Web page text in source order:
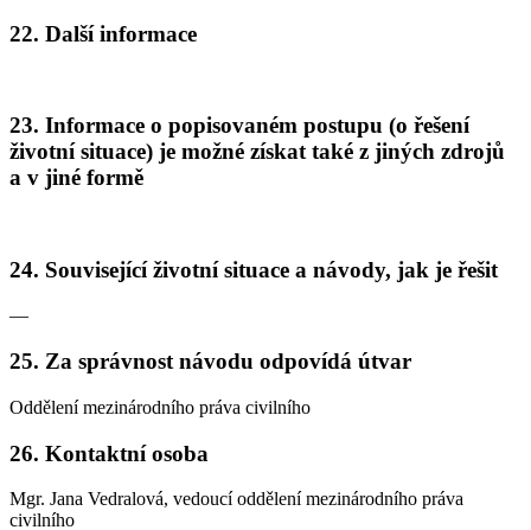
22. Další informace
23. Informace o popisovaném postupu (o řešení
životní situace) je možné získat také z jiných zdrojů
a v jiné formě
24. Související životní situace a návody, jak je řešit
—
25. Za správnost návodu odpovídá útvar
Oddělení mezinárodního práva civilního
26. Kontaktní osoba
Mgr. Jana Vedralová, vedoucí oddělení mezinárodního práva
civilního